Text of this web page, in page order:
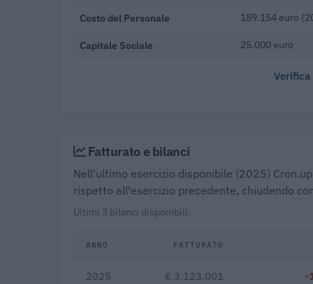
Costo del Personale 189.154 euro
Capitale Sociale 25.000 euro
Fatturato e bilanci
Nell'ultimo esercizio disponibile (2025)
rispetto all'esercizio precedente, chiudendo
Ultimi 3 bilanci disponibili.
ANNO FATTURATO
2025 € 3.123.001 -